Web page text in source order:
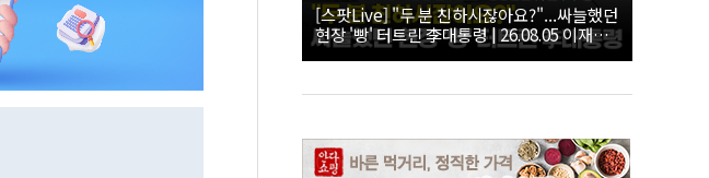
[스팟Live] "두 분 친하시잖아요?"...싸늘했던
현장 '빵' 터트린 李대통령 | 26.08.05 이재명
대통령 업무보고 - 행정안전부, 법무부 등